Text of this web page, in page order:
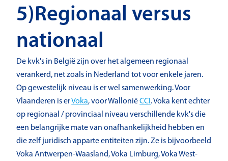
5)Regionaal versus
nationaal
De kvk's in België zijn over het algemeen regionaal
verankerd, net zoals in Nederland tot voor enkele jaren.
Op gewestelijk niveau is er wel samenwerking. Voor
Vlaanderen is erVoka, voor WalloniëCCI . Voka kent echter
op regionaal / provinciaal niveau verschillende kvk's die
een belangrijke mate van onafhankelijkheid hebben en
die zelf juridisch apparte entiteiten zijn. Ze is bijvoorbeeld
Voka Antwerpen-Waasland, Voka Limburg, Voka West-